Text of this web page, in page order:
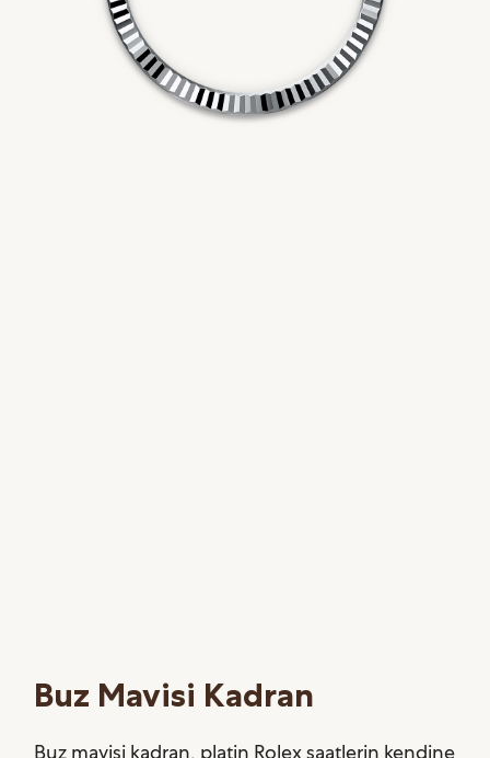
Buz Mavisi Kadran
Buz mavisi kadran, platin Rolex saatlerin kendine